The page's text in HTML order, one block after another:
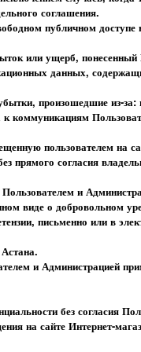
соглашения.
публичном
или ущерб, понесенный
данных,
произошедшие из-за:
коммуникациям
пользователем на
согласия
и
виде о добровольном
письменно или в
и Администрацией
без согласия
на сайте Интернет-